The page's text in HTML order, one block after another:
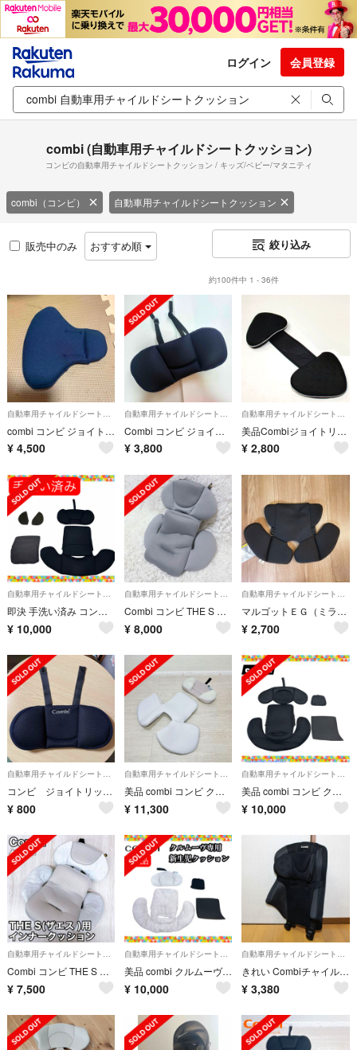
ログイン 会員登録
combi (自動車用チャイルドシートクッション)
コンビの自動車用チャイルドシートクッション / キッズ/ベビー/マタニティ
combi（コンビ） 自動車用チャイルドシートクッション
販売中のみ おすすめ順 絞り込み
約100件中 1 - 36件
自動車用チャイルドシートクッション
combi コンビ ジョイトリップ エアスルー GG 股あてパッド
¥ 4,500
自動車用チャイルドシートクッション
Combi コンビ ジョイトリップ ヘッドサポート
¥ 3,800
自動車用チャイルドシートクッション
美品Combiジョイトリップエッグショック ランバーサポートのみ
¥ 2,800
自動車用チャイルドシートクッション
即決 手洗い済み コンビ クルムーヴスマート 新生児用クッション JM
¥ 10,000
自動車用チャイルドシートクッション
Combi コンビ THE S インナークッション ZB-690 グレー
¥ 8,000
自動車用チャイルドシートクッション
マルゴットＥＧ（ミラノブラック） インナークッション（座面用）
¥ 2,700
自動車用チャイルドシートクッション
コンビ ジョイトリップ アドバンス ヘッドクッション 肩ベルトカバー
¥ 800
自動車用チャイルドシートクッション
美品 combi コンビ クルムーヴ スマート 新生児 クッション 手洗済 JL
¥ 11,300
自動車用チャイルドシートクッション
美品 combi コンビ クルムーヴスマート 新生児クッション ブラック 手洗済
¥ 10,000
自動車用チャイルドシートクッション
Combi コンビ THE S ザエス用 インナークッション グレー
¥ 7,500
自動車用チャイルドシートクッション
美品 combi クルムーヴスマート ホワイト 新生児クッション 手洗い済
¥ 10,000
自動車用チャイルドシートクッション
きれい Combiチャイルドシート ジョイトリップ 背もたれ部分◆＜コンビ＞
¥ 3,380